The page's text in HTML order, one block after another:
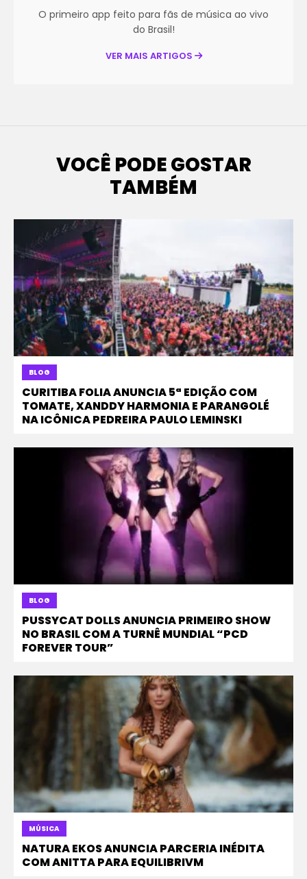
O primeiro app feito para fãs de música ao vivo
do Brasil!
VER MAIS ARTIGOS
VOCÊ PODE GOSTAR
TAMBÉM
BLOG
CURITIBA FOLIA ANUNCIA 5ª EDIÇÃO COM
TOMATE, XANDDY HARMONIA E PARANGOLÉ
NA ICÔNICA PEDREIRA PAULO LEMINSKI
BLOG
PUSSYCAT DOLLS ANUNCIA PRIMEIRO SHOW
NO BRASIL COM A TURNÊ MUNDIAL “PCD
FOREVER TOUR”
MÚSICA
NATURA EKOS ANUNCIA PARCERIA INÉDITA
COM ANITTA PARA EQUILIBRIVM